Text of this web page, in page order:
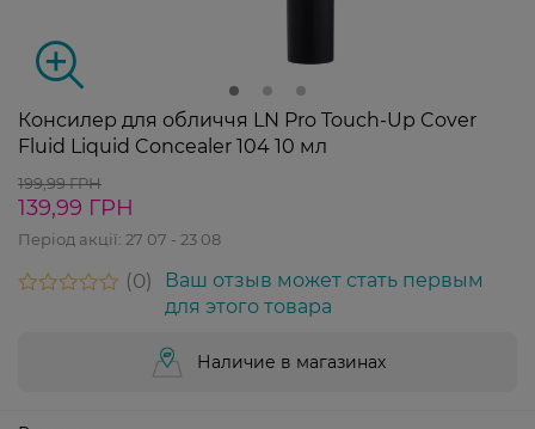
Консилер для обличчя LN Pro Touch-Up Cover
Fluid Liquid Concealer 104 10 мл
199,99 ГРН
139,99 ГРН
Період акції: 27 07 - 23 08
0
Ваш отзыв может стать первым
для этого товара
Наличие в магазинах